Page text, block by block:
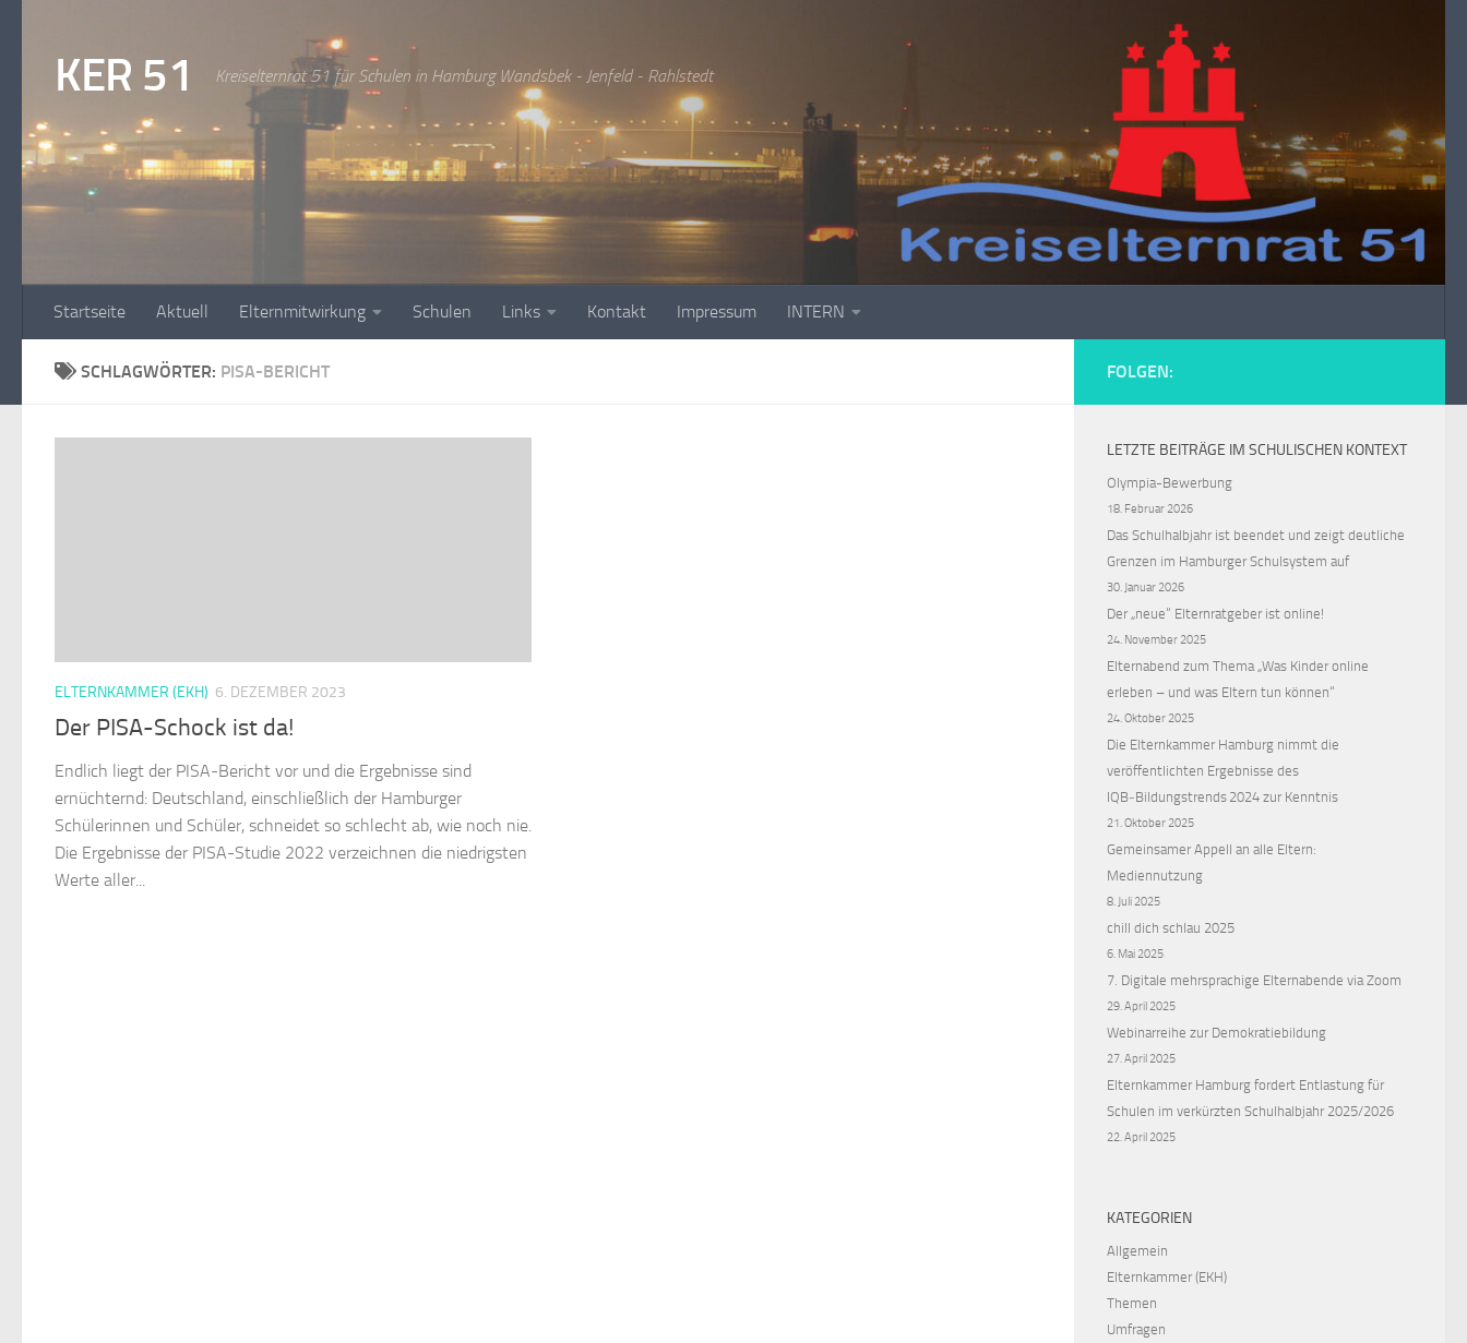
KER 51 Kreiselternrat 51 für Schulen in Hamburg Wandsbek - Jenfeld - Rahlstedt
Startseite Aktuell Elternmitwirkung Schulen Links Kontakt Impressum INTERN
SCHLAGWÖRTER: PISA-BERICHT
ELTERNKAMMER (EKH) 6. DEZEMBER 2023
Der PISA-Schock ist da!
Endlich liegt der PISA-Bericht vor und die Ergebnisse sind
ernüchternd: Deutschland, einschließlich der Hamburger
Schülerinnen und Schüler, schneidet so schlecht ab, wie noch nie.
Die Ergebnisse der PISA-Studie 2022 verzeichnen die niedrigsten
Werte aller...
FOLGEN:
LETZTE BEITRÄGE IM SCHULISCHEN KONTEXT
Olympia-Bewerbung
18. Februar 2026
Das Schulhalbjahr ist beendet und zeigt deutliche
Grenzen im Hamburger Schulsystem auf
30. Januar 2026
Der „neue“ Elternratgeber ist online!
24. November 2025
Elternabend zum Thema „Was Kinder online
erleben – und was Eltern tun können“
24. Oktober 2025
Die Elternkammer Hamburg nimmt die
veröffentlichten Ergebnisse des
IQB‑Bildungstrends 2024 zur Kenntnis
21. Oktober 2025
Gemeinsamer Appell an alle Eltern:
Mediennutzung
8. Juli 2025
chill dich schlau 2025
6. Mai 2025
7. Digitale mehrsprachige Elternabende via Zoom
29. April 2025
Webinarreihe zur Demokratiebildung
27. April 2025
Elternkammer Hamburg fordert Entlastung für
Schulen im verkürzten Schulhalbjahr 2025/2026
22. April 2025
KATEGORIEN
Allgemein
Elternkammer (EKH)
Themen
Umfragen